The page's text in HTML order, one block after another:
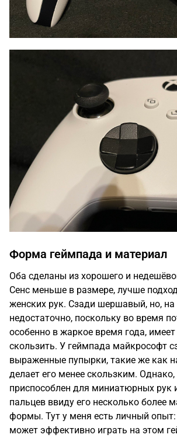
Форма геймпада и материал
Оба сделаны из хорошего и
Сенс меньше в размере, лучше
женских рук. Сзади шершавый, но,
недостаточно, поскольку во время
особенно в жаркое время года,
скользить. У геймпада майкрософт
выраженные пупырки, такие же как
делает его менее скользким.
приспособлен для миниатюрных рук
пальцев ввиду его несколько более
формы. Тут у меня есть личный опыт:
может эффективно играть на этом